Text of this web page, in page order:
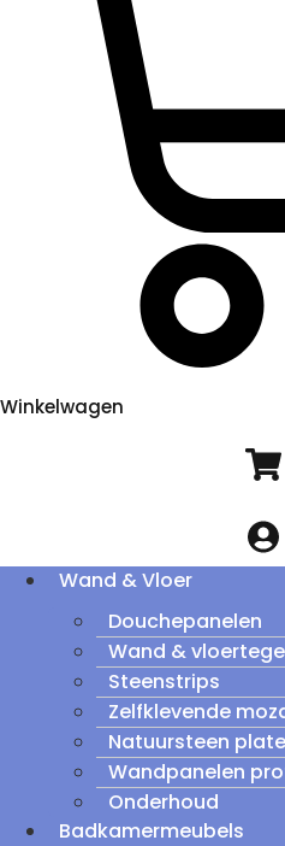
Winkelwagen
Wand & Vloer
Douchepanelen
Wand &
Steenstrips
Zelfklevende
Natuursteen
Wandpanelen
Onderhoud
Badkamermeubels